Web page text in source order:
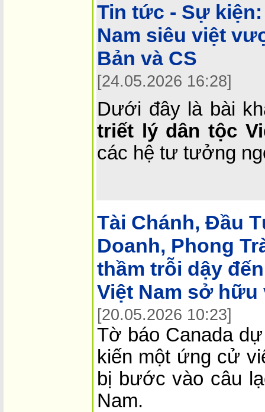
Tin tức - Sự kiện:
Nam siêu việt
Bản và CS
[24.05.2026 16:28]
Dưới đây là bài
triết lý dân tộc
các hệ tư tưởng
Tài Chánh, Đầu
Doanh, Phong
thầm trỗi dậy
Việt Nam sở
[20.05.2026 10:23]
Tờ báo Canada
kiến một ứng cử
bị bước vào câu
Nam.